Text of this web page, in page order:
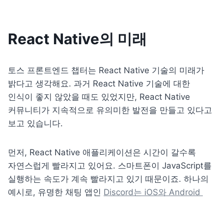
React Native의 미래
토스 프론트엔드 챕터는 React Native 기술의 미래가
밝다고 생각해요. 과거 React Native 기술에 대한
인식이 좋지 않았을 때도 있었지만, React Native
커뮤니티가 지속적으로 유의미한 발전을 만들고 있다고
보고 있습니다.
먼저, React Native 애플리케이션은 시간이 갈수록
자연스럽게 빨라지고 있어요. 스마트폰이 JavaScript를
실행하는 속도가 계속 빨라지고 있기 때문이죠. 하나의
예시로, 유명한 채팅 앱인 Discord는 iOS와 Android